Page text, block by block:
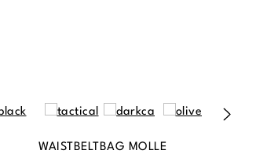
WAISTBELTBAG MOLLE